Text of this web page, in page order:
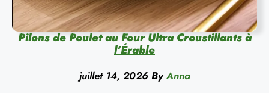
Pilons de Poulet au Four Ultra Croustillants à
l’Érable
juillet 14, 2026 By Anna